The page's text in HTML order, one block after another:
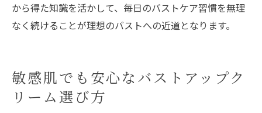
から得た知識を活かして、毎日のバストケア習慣を無理
なく続けることが理想のバストへの近道となります。
敏感肌でも安心なバストアップク
リーム選び方